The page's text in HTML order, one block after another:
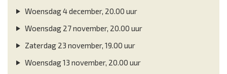
Woensdag 4 december, 20.00 uur
Woensdag 27 november, 20.00 uur
Zaterdag 23 november, 19.00 uur
Woensdag 13 november, 20.00 uur